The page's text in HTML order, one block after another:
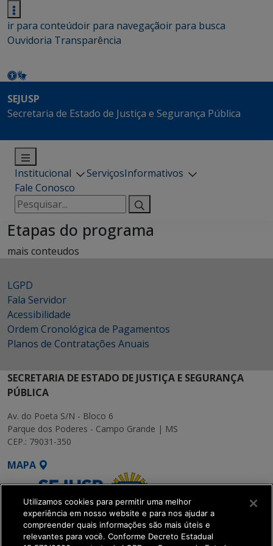
ir para conteúdoir para navegaçãoir para busca
Ouvidoria Transparência
SEJUSP
Secretaria de Estado de Justiça e Segurança Pública
Institucional ServiçosInformativos
Fale Conosco
Pesquisar
por:
Etapas do programa
mais conteudos
LGPD
Fala Servidor
Acessibilidade
Ordem Cronológica de Pagamentos
Planos de Contratações Anuais
SECRETARIA DE ESTADO DE JUSTIÇA E SEGURANÇA
PÚBLICA
Av. do Poeta S/N - Bloco 6
Parque dos Poderes - Campo Grande | MS
CEP.: 79031-350
MAPA
Utilizamos cookies para permitir uma melhor
experiência em nosso website e para nos ajudar a
compreender quais informações são mais úteis e
relevantes para você. Conforme Decreto Estadual